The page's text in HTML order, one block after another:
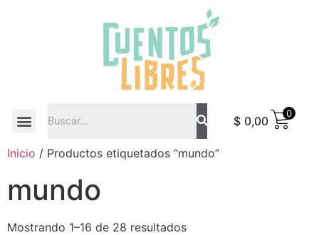
$ 0,00
0
Inicio / Productos etiquetados “mundo”
mundo
Mostrando 1–16 de 28 resultados